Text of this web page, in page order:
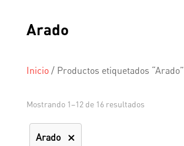
Arado
Inicio/ Productos etiquetados “Arado”
Mostrando 1–12 de 16 resultados
Arado